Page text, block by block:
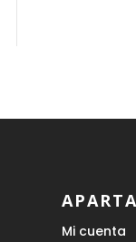
Mi cuenta